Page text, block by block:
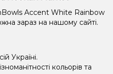
Accent White Rainbow
зараз на нашому сайті.
Україні.
кольорів та